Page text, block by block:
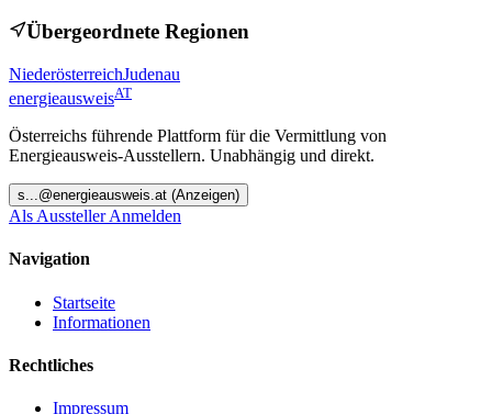
Übergeordnete Regionen
NiederösterreichJudenau
energieausweisAT
Österreichs führende Plattform für die Vermittlung von
Energieausweis-Ausstellern. Unabhängig und direkt.
s...@energieausweis.at (Anzeigen)
Als Aussteller Anmelden
Navigation
Startseite
Informationen
Rechtliches
Impressum